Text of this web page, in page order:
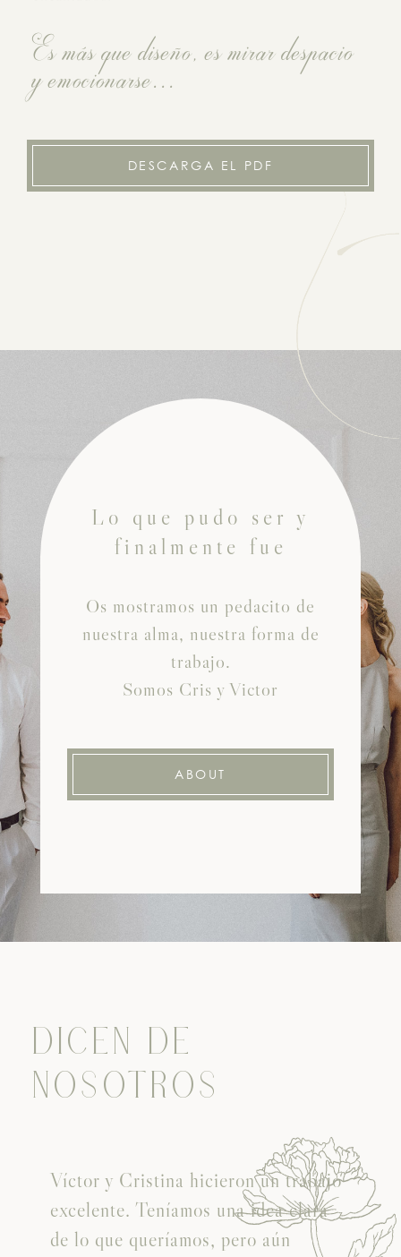
Es más que diseño, es mirar despacio
y emocionarse...
DESCARGA EL PDF
Lo que pudo ser y
finalmente fue
Os mostramos un pedacito de
nuestra alma, nuestra forma de
trabajo.
Somos Cris y Victor
ABOUT
DICEN DE
NOSOTROS
Víctor y Cristina hicieron un trabajo
excelente. Teníamos una idea clara
de lo que queríamos, pero aún